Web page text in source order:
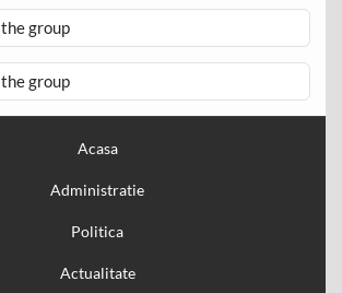
group
group
Acasa
Administratie
Politica
Actualitate